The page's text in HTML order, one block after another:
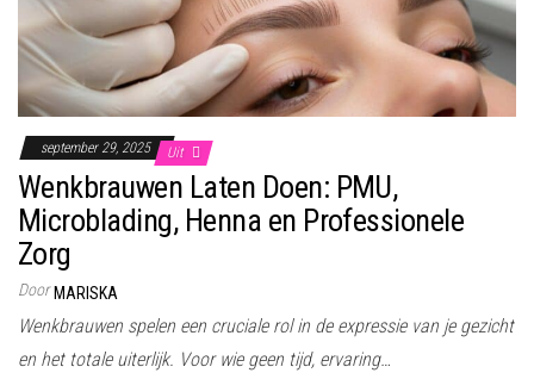
september 29, 2025 Uit
Wenkbrauwen Laten Doen: PMU,
Microblading, Henna en Professionele
Zorg
Door MARISKA
Wenkbrauwen spelen een cruciale rol in de expressie van je gezicht
en het totale uiterlijk. Voor wie geen tijd, ervaring…